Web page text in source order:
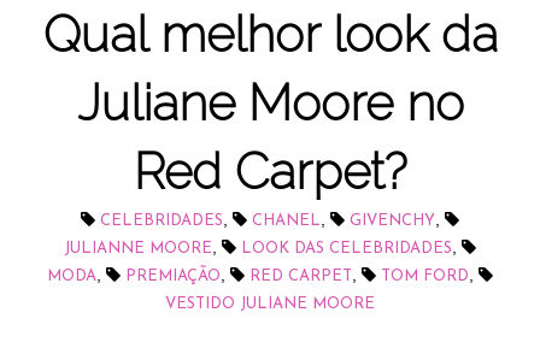
Qual melhor look da
Juliane Moore no
Red Carpet?
CELEBRIDADES, CHANEL, GIVENCHY,
JULIANNE MOORE, LOOK DAS CELEBRIDADES,
MODA, PREMIAÇÃO, RED CARPET , TOM FORD,
VESTIDO JULIANE MOORE